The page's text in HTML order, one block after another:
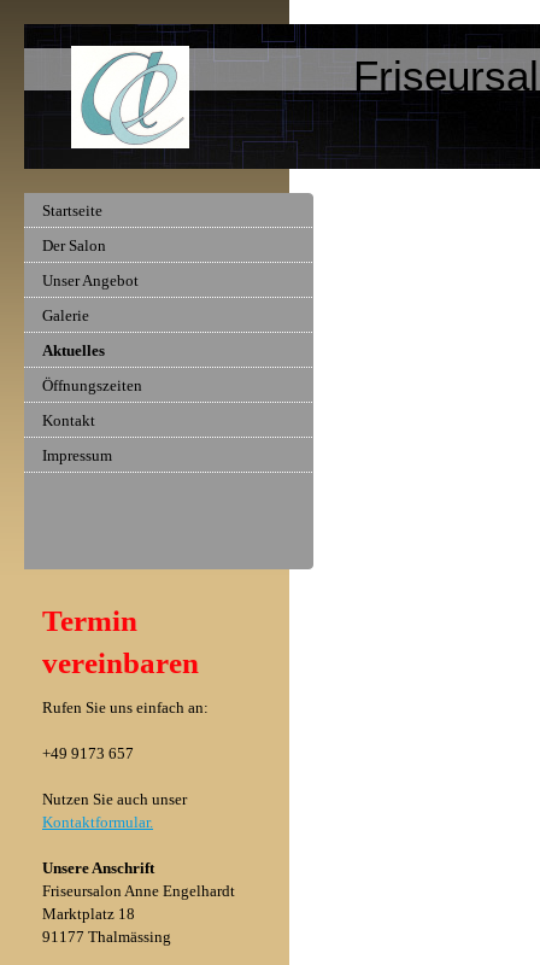
Startseite
Der Salon
Unser Angebot
Galerie
Aktuelles
Öffnungszeiten
Kontakt
Impressum
Termin
vereinbaren
Rufen Sie uns einfach an:
+49 9173 657
Nutzen Sie auch unser
Kontaktformular.
Unsere Anschrift
Friseursalon Anne Engelhardt
Marktplatz 18
91177 Thalmässing